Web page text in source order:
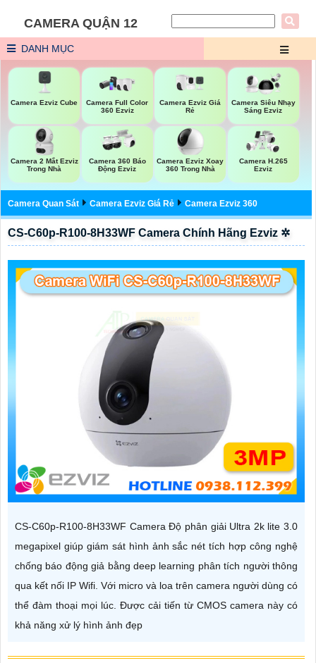
CAMERA QUẬN 12
DANH MỤC
Camera Ezviz Cube
Camera Full Color
360 Ezviz
Camera Ezviz Giá
Rẻ
Camera Siêu Nhạy
Sáng Ezviz
Camera 2 Mắt Ezviz
Trong Nhà
Camera 360 Báo
Động Ezviz
Camera Ezviz Xoay
360 Trong Nhà
Camera H.265
Ezviz
Camera Quan Sát Camera Ezviz Giá Rẻ Camera Ezviz 360
CS-C60p-R100-8H33WF Camera Chính Hãng Ezviz ✲
CS-C60p-R100-8H33WF Camera Độ phân giải Ultra 2k lite 3.0
megapixel giúp giám sát hình ảnh sắc nét tích hợp công nghệ
chống báo động giả bằng deep learning phân tích người thông
qua kết nối IP Wifi. Với micro và loa trên camera người dùng có
thể đàm thoại mọi lúc. Được cải tiến từ CMOS camera này có
khả năng xử lý hình ảnh đẹp